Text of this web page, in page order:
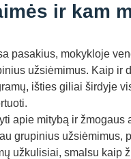
ir kam
pasakius, mokykloje
užsiėmimus. Kaip ir
išties giliai širdyje
apie mitybą ir žmogaus
grupinius užsiėmimus,
užkulisiai, smalsu kaip